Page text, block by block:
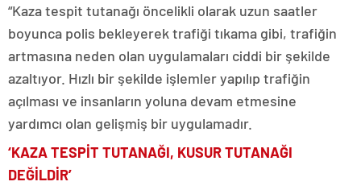
“Kaza tespit tutanağı öncelikli olarak uzun saatler
boyunca polis bekleyerek trafiği tıkama gibi, trafiğin
artmasına neden olan uygulamaları ciddi bir şekilde
azaltıyor. Hızlı bir şekilde işlemler yapılıp trafiğin
açılması ve insanların yoluna devam etmesine
yardımcı olan gelişmiş bir uygulamadır.
‘KAZA TESPİT TUTANAĞI, KUSUR TUTANAĞI
DEĞİLDİR’